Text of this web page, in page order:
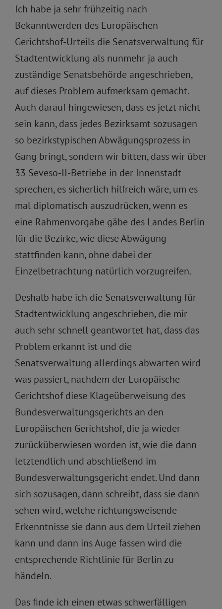
Ich habe ja sehr frühzeitig nach
Bekanntwerden des Europäischen
Gerichtshof-Urteils die Senatsverwaltung für
Stadtentwicklung als nunmehr ja auch
zuständige Senatsbehörde angeschrieben,
auf dieses Problem aufmerksam gemacht.
Auch darauf hingewiesen, dass es jetzt nicht
sein kann, dass jedes Bezirksamt sozusagen
so bezirkstypischen Abwägungsprozess in
Gang bringt, sondern wir bitten, dass wir über
33 Seveso-II-Betriebe in der Innenstadt
sprechen, es sicherlich hilfreich wäre, um es
mal diplomatisch auszudrücken, wenn es
eine Rahmenvorgabe gäbe des Landes Berlin
für die Bezirke, wie diese Abwägung
stattfinden kann, ohne dabei der
Einzelbetrachtung natürlich vorzugreifen.
Deshalb habe ich die Senatsverwaltung für
Stadtentwicklung angeschrieben, die mir
auch sehr schnell geantwortet hat, dass das
Problem erkannt ist und die
Senatsverwaltung allerdings abwarten wird
was passiert, nachdem der Europäische
Gerichtshof diese Klageüberweisung des
Bundesverwaltungsgerichts an den
Europäischen Gerichtshof, die ja wieder
zurücküberwiesen worden ist, wie die dann
letztendlich und abschließend im
Bundesverwaltungsgericht endet. Und dann
sich sozusagen, dann schreibt, dass sie dann
sehen wird, welche richtungsweisende
Erkenntnisse sie dann aus dem Urteil ziehen
kann und dann ins Auge fassen wird die
entsprechende Richtlinie für Berlin zu
händeln.
Das finde ich einen etwas schwerfälligen